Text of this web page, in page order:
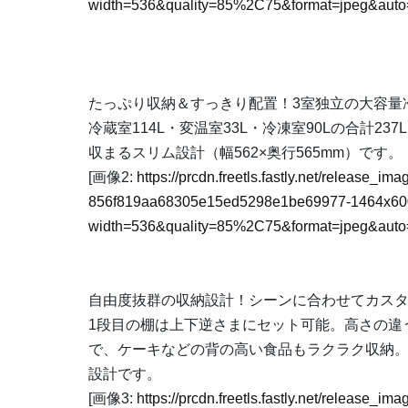
たっぷり収納＆すっきり配置！3室独立の大容量
冷蔵室114L・変温室33L・冷凍室90Lの合計
収まるスリム設計（幅562×奥行565mm）です。
[画像2: https://prcdn.freetls.fastly.net/
856f819aa68305e15ed5298e1be69977-
自由度抜群の収納設計！シーンに合わせてカス
1段目の棚は上下逆さまにセット可能。高さの
で、ケーキなどの背の高い食品もラクラク収納
設計です。
[画像3: https://prcdn.freetls.fastly.net/